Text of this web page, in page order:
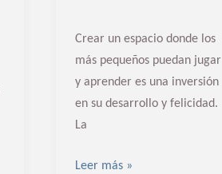
Crear un espacio donde los
más pequeños puedan jugar
y aprender es una inversión
en su desarrollo y felicidad.
La
Leer más »